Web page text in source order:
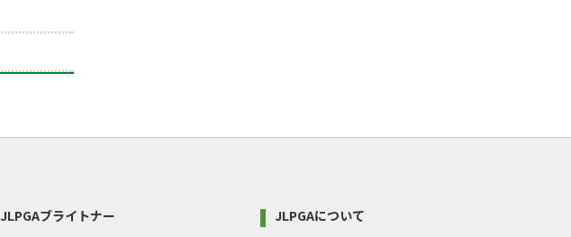
JLPGAブライトナー
JLPGAについて